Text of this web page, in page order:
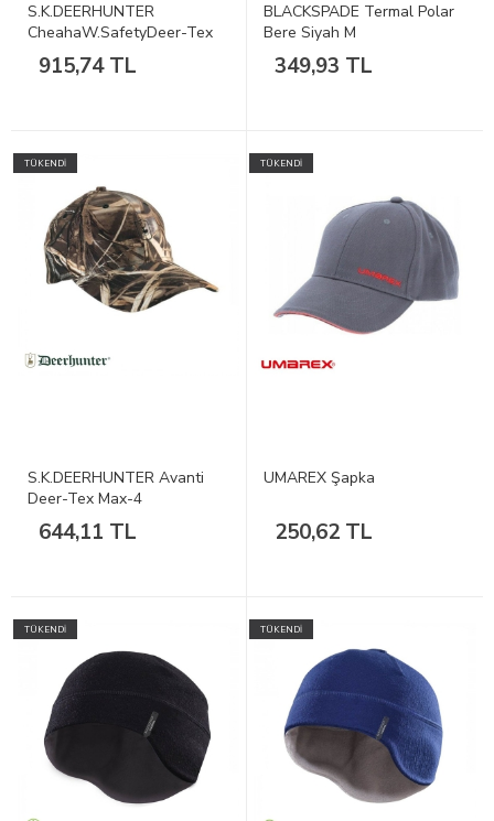
S.K.DEERHUNTER
CheahaW.SafetyDeer-Tex
30Max-4Şapka
915,74 TL
BLACKSPADE Termal Polar
Bere Siyah M
349,93 TL
TÜKENDİ
S.K.DEERHUNTER Avanti
Deer-Tex Max-4
SazDesenŞapka
644,11 TL
TÜKENDİ
UMAREX Şapka
250,62 TL
TÜKENDİ TÜKENDİ